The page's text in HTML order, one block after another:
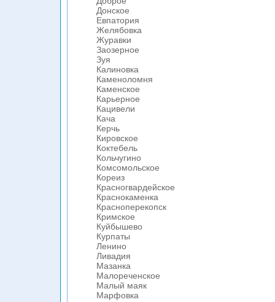
Донское
Евпатория
Желябовка
Журавки
Заозерное
Зуя
Калиновка
Каменоломня
Каменское
Карьерное
Кацивели
Кача
Керчь
Кировское
Коктебель
Кольчугино
Комсомольское
Кореиз
Красногвардейское
Краснокаменка
Красноперекопск
Кримское
Куйбышево
Курпаты
Ленино
Ливадия
Мазанка
Малореченское
Малый маяк
Марфовка